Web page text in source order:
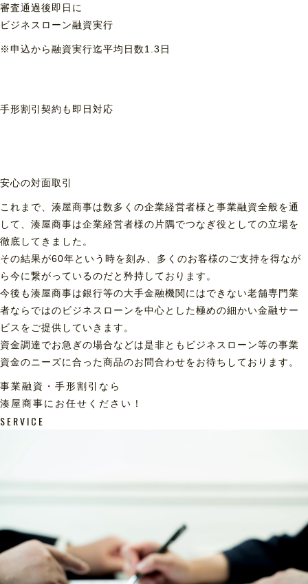
審査通過後即日に
ビジネスローン融資実行
※申込から融資実行迄平均日数1.3日
手形割引契約も 即日対応
安心の対面取引
これまで、湊屋商事は数多くの企業経営者様と事業融資全般を通
して、湊屋商事は企業経営者様の片隅でつなぎ役としての立場を
徹底してきました。
その結果が60年という時を刻み、多くのお客様のご支持を得なが
ら今に繋がっているのだと矜持しております。
今後も湊屋商事は銀行等の大手金融機関にはできない老舗専門業
者ならではのビジネスローンを中心とした極めの細かい金融サー
ビスをご提供していきます。
資金調達でお急ぎの場合などは是非ともビジネスローン等の事業
資金のニーズに合った商品のお問合わせをお待ちしております。
事業融資・手形割引なら
湊屋商事にお任せください！
SERVICE